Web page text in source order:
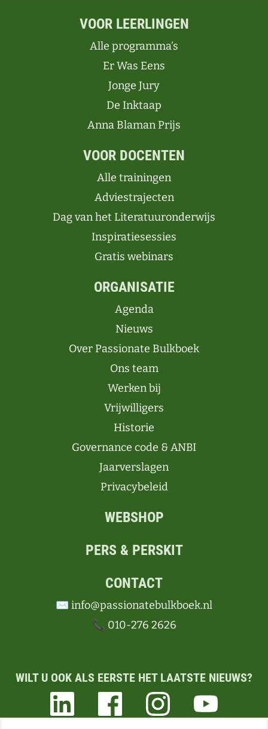
VOOR LEERLINGEN
Alle programma’s
Er Was Eens
Jonge Jury
De Inktaap
Anna Blaman Prijs
VOOR DOCENTEN
Alle trainingen
Adviestrajecten
Dag van het Literatuuronderwijs
Inspiratiesessies
Gratis webinars
ORGANISATIE
Agenda
Nieuws
Over Passionate Bulkboek
Ons team
Werken bij
Vrijwilligers
Historie
Governance code & ANBI
Jaarverslagen
Privacybeleid
WEBSHOP
PERS & PERSKIT
CONTACT
✉️ info@passionatebulkboek.nl
📞 010-276 2626
WILT U OOK ALS EERSTE HET LAATSTE NIEUWS?